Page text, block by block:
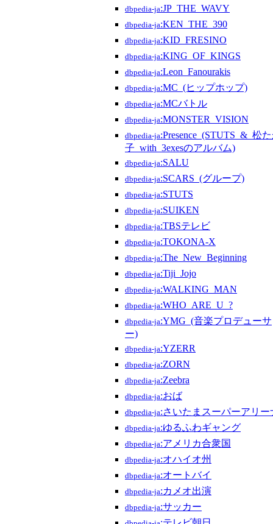
dbpedia-ja:JP_THE_WAVY
dbpedia-ja:KEN_THE_390
dbpedia-ja:KID_FRESINO
dbpedia-ja:KING_OF_KINGS
dbpedia-ja:Leon_Fanourakis
dbpedia-ja:MC_(ヒップホップ)
dbpedia-ja:MCバトル
dbpedia-ja:MONSTER_VISION
dbpedia-ja:Presence_(STUTS_&_松
子_with_3exesのアルバム)
dbpedia-ja:SALU
dbpedia-ja:SCARS_(グループ)
dbpedia-ja:STUTS
dbpedia-ja:SUIKEN
dbpedia-ja:TBSテレビ
dbpedia-ja:TOKONA-X
dbpedia-ja:The_New_Beginning
dbpedia-ja:Tiji_Jojo
dbpedia-ja:WALKING_MAN
dbpedia-ja:WHO_ARE_U_?
dbpedia-ja:YMG_(音楽プロデューサ
ー)
dbpedia-ja:YZERR
dbpedia-ja:ZORN
dbpedia-ja:Zeebra
dbpedia-ja:おば
dbpedia-ja:さいたまスーパーアリー
dbpedia-ja:ゆるふわギャング
dbpedia-ja:アメリカ合衆国
dbpedia-ja:オハイオ州
dbpedia-ja:オートバイ
dbpedia-ja:カメオ出演
dbpedia-ja:サッカー